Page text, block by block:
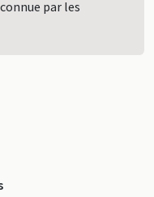
par les